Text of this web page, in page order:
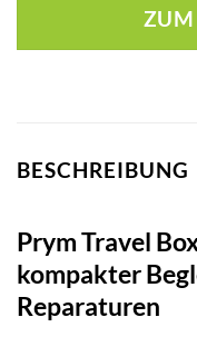
ZUM
BESCHREIBUNG
Prym Travel
kompakter
Reparaturen